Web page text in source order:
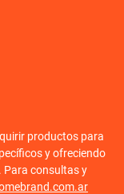
productos para
y ofreciendo
Para consultas y